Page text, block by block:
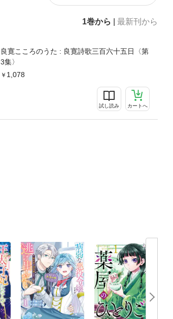
1巻から 最新刊から
良寛こころのうた : 良寛詩歌三百六十五日〈第
3集〉
1,078
試し読み カートへ